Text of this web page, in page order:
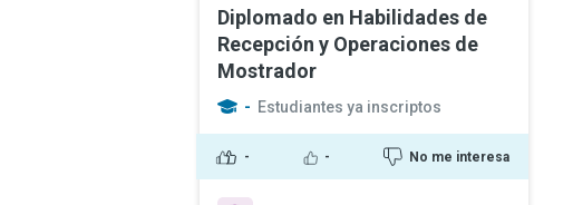
Diplomado en Habilidades de
Recepción y Operaciones de
Mostrador
- Estudiantes ya inscriptos
- - No me interesa